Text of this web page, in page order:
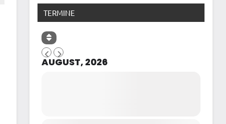
TERMINE
AUGUST, 2026